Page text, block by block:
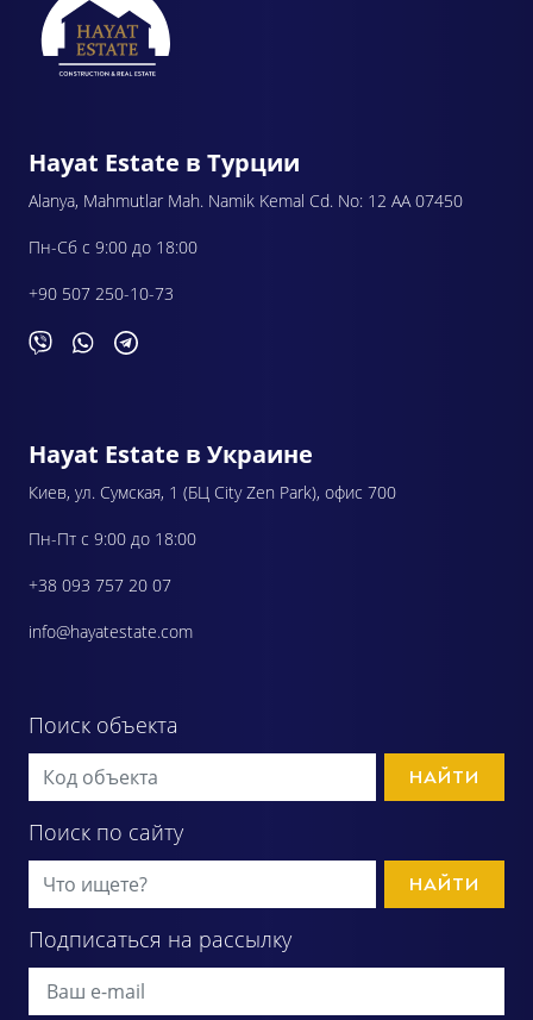
Hayat Estate в Турции
Alanya, Mahmutlar Mah. Namik Kemal Cd. No: 12 AA 07450
Пн-Сб с 9:00 до 18:00
+90 507 250-10-73
Hayat Estate в Украине
Киев, ул. Сумская, 1 (БЦ City Zen Park), офис 700
Пн-Пт с 9:00 до 18:00
+38 093 757 20 07
info@hayatestate.com
Поиск объекта
НАЙТИ
Поиск по сайту
НАЙТИ
Подписаться на рассылку